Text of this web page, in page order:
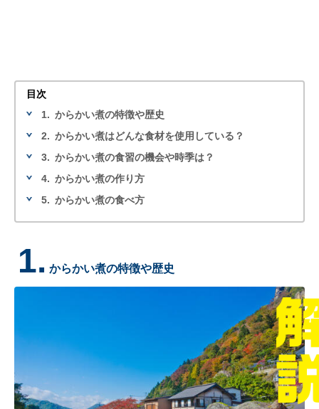
目次
1. からかい煮の特徴や歴史
2. からかい煮はどんな食材を使用している？
3. からかい煮の食習の機会や時季は？
4. からかい煮の作り方
5. からかい煮の食べ方
1. からかい煮の特徴や歴史